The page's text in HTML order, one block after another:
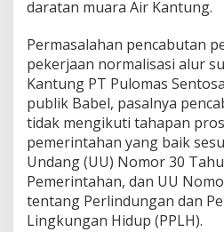
daratan muara Air Kantung.
Permasalahan pencabutan
pekerjaan normalisasi alur
Kantung PT Pulomas
publik Babel, pasalnya
tidak mengikuti tahapan
pemerintahan yang baik
Undang (UU) Nomor 30
Pemerintahan, dan UU
tentang Perlindungan dan
Lingkungan Hidup (PPLH).